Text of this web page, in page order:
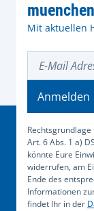
Mit aktuellen
Art. 6 Abs. 1 a)
könnte Eure
widerrufen, am
Ende des
Informationen
findet Ihr in der
Anmelden